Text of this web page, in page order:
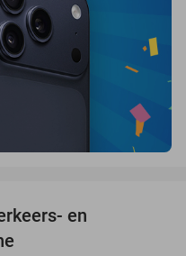
en